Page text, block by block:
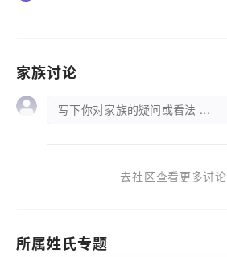
家族讨论
写下你对家族的疑问或看法 ...
去社区查看更多讨论
所属姓氏专题